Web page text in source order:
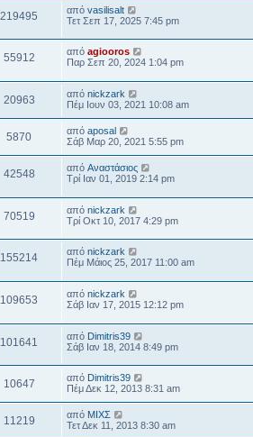
219495 από vasilisalt
Τετ Σεπ 17, 2025 7:45 pm
55912 από agiooros
Παρ Σεπ 20, 2024 1:04 pm
20963 από nickzark
Πέμ Ιουν 03, 2021 10:08 am
5870 από aposal
Σάβ Μαρ 20, 2021 5:55 pm
42548 από Αναστάσιος
Τρί Ιαν 01, 2019 2:14 pm
70519 από nickzark
Τρί Οκτ 10, 2017 4:29 pm
155214 από nickzark
Πέμ Μάιος 25, 2017 11:00 am
109653 από nickzark
Σάβ Ιαν 17, 2015 12:12 pm
101641 από Dimitris39
Σάβ Ιαν 18, 2014 8:49 pm
10647 από Dimitris39
Πέμ Δεκ 12, 2013 8:31 am
11219 από ΜΙΧΣ
Τετ Δεκ 11, 2013 8:30 am